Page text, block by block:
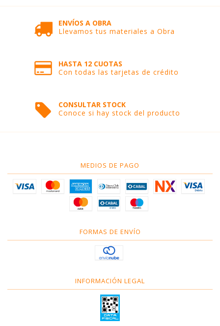
ENVÍOS A OBRA
Llevamos tus materiales a Obra
HASTA 12 CUOTAS
Con todas las tarjetas de crédito
CONSULTAR STOCK
Conoce si hay stock del producto
MEDIOS DE PAGO
FORMAS DE ENVÍO
INFORMACIÓN LEGAL